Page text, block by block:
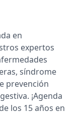
en
expertos
síndrome
prevención
¡Agenda
los 15 años en